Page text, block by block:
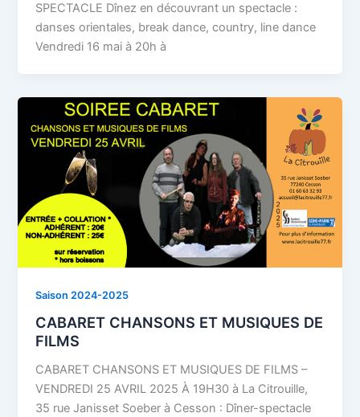
SPECTACLE Dînez en découvrant un spectacle :
danses orientales, break dance, country, line dance
Vendredi 16 mai à 20h à
Saison 2024-2025
CABARET CHANSONS ET MUSIQUES DE
FILMS
CABARET CHANSONS ET MUSIQUES DE FILMS –
VENDREDI 25 AVRIL 2025 À 19H30 à La Citrouille,
35 rue Janisset Soeber à Cesson : Dîner-spectacle